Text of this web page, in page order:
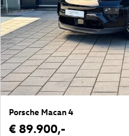
Porsche Macan 4
€ 89.900,-